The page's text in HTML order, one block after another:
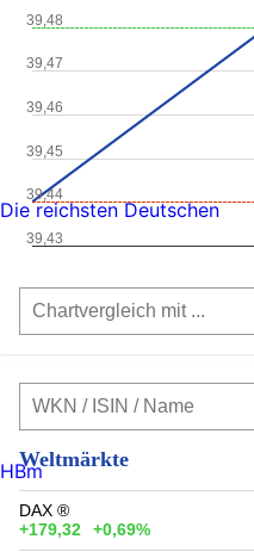
39,44
39,46
39,48
39,43
39,45
39,47
Weltmärkte
DAX ®
+179,32
+0,69%
Die reichsten Deutschen
HBm